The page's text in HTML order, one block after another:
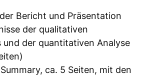
Bericht und Präsentation
der qualitativen
und der quantitativen Analyse
ca. 5 Seiten, mit den